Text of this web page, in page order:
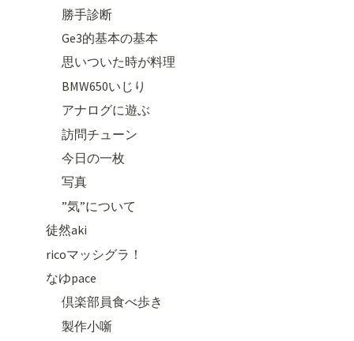
勝手診断
Ge3的基本の基本
思いついた時が料理
BMW650いじり
アナログに遊ぶ
訪問チューン
今日の一枚
写真
”気”について
徒然aki
ricoマッシグラ！
なゆpace
倶楽部員食べ歩き
製作小噺